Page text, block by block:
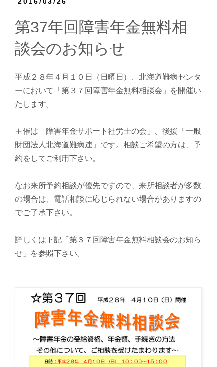
第37年回障害年金無料相
談会のお知らせ
平成２８年４月１０日（日曜日）、北海道難病センタ
ーにおいて「第３７回障害年金無料相談会」を開催い
たします。
主催は「障害年金サポート社労士の会」、後援「一般
財団法人北海道難病連」です。相談ご希望の方は、予
約をしてご利用下さい。
なお来所予約相談が優先ですので、来所相談者が多数
の場合は、電話相談に応じられない場合がありますの
でご了承下さい。
詳しくは下記「第３７回障害年金無料相談会のお知ら
せ」を参照下さい。